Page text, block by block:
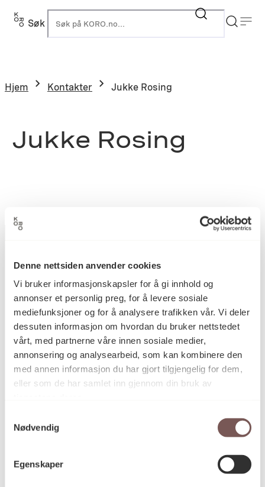
Denne nettsiden anvender cookies
Vi bruker informasjonskapsler for å gi innhold og
annonser et personlig preg, for å levere sosiale
mediefunksjoner og for å analysere trafikken vår. Vi deler
dessuten informasjon om hvordan du bruker nettstedet
vårt, med partnerne våre innen sosiale medier,
annonsering og analysearbeid, som kan kombinere den
med annen informasjon du har gjort tilgjengelig for dem,
eller som de har samlet inn gjennom din bruk av
Nødvendig
Egenskaper
Søk
Hjem Kontakter Jukke Rosing
Jukke Rosing
Postadresse
Postboks 6994
St. Olavs plass
0130 Oslo
post@koro.no
Besøksadresse